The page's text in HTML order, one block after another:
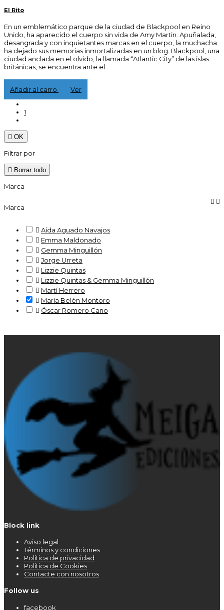
El Rito
En un emblemático parque de la ciudad de Blackpool en Reino
Unido, ha aparecido el cuerpo sin vida de Amy Martin. Apuñalada,
desangrada y con inquietantes marcas en el cuerpo, la muchacha
ha dejado sus memorias inmortalizadas en un blog. Blackpool, una
ciudad anclada en el olvido, la llamada “Atlantic City” de las islas
británicas, se encuentra ante el...
16,00 €
Añadir al carro
Ver
1
 OK
Filtrar por
 Borrar todo
Marca
Marca
 
 Aída Aguado Navajos
 Emma Maldonado
 Gemma Minguillón
 Jorge Urreta
 Lizzie Quintas
 Lizzie Quintas & Gemma Minguillón
 Martí Herrero
 María Belén Montoro
 Óscar Romero Cano
Block link
Aviso legal
Términos y condiciones
Política de privacidad
Política de Cookies
Contacte con nosotros
Follow us
facebook